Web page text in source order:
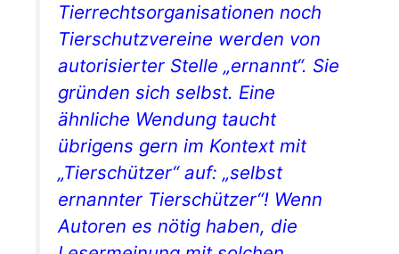
Tierrechtsorganisationen noch
Tierschutzvereine werden von
autorisierter Stelle „ernannt“. Sie
gründen sich selbst. Eine
ähnliche Wendung taucht
übrigens gern im Kontext mit
„Tierschützer“ auf: „selbst
ernannter Tierschützer“! Wenn
Autoren es nötig haben, die